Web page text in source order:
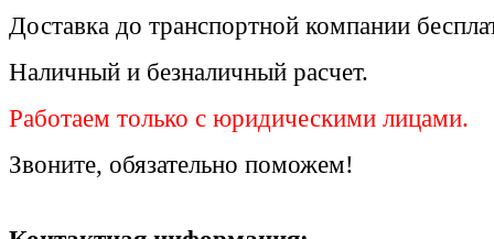
Доставка до транспортной компании
Наличный и безналичный расчет.
Работаем только с юридическими лицами.
Звоните, обязательно поможем!